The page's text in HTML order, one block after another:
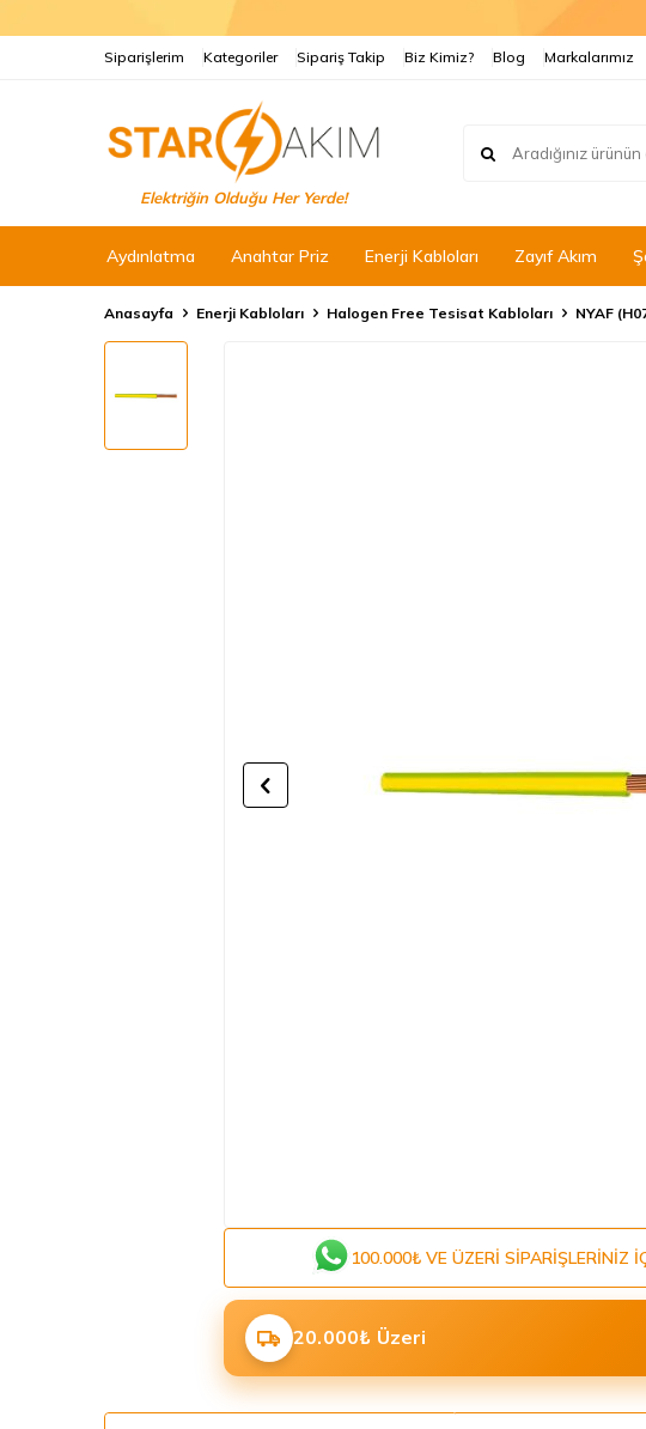
Siparişlerim Kategoriler Sipariş Takip Biz Kimiz? Blog Markalarımız
Elektriğin Olduğu Her Yerde!
Aydınlatma Anahtar Priz Enerji Kabloları Zayıf Akım
Anasayfa Enerji Kabloları Halogen Free Tesisat Kabloları NYAF
100.000₺ VE ÜZERI SIPARIŞLERINIZ
20.000₺ Üzeri